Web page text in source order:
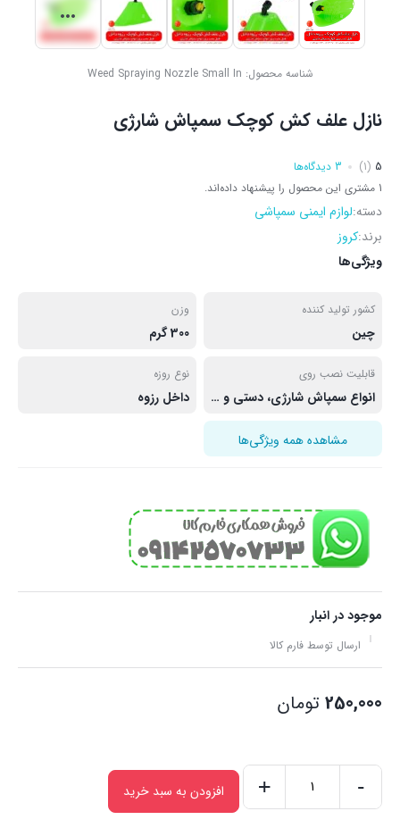
شناسه محصول: Weed Spraying Nozzle Small In
نازل علف کش کوچک سمپاش شارژی
5
(1)
3 دیدگاه‌ها
1 مشتری این محصول را پیشنهاد داده‌اند.
دسته:لوازم ایمنی سمپاشی
برند:کروز
ویژگی‌ها
کشور تولید کننده
چین
وزن
300 گرم
قابلیت نصب روی
انواع سمپاش شارژی، دستی و دوشی
نوع روزه
داخل رزوه
مشاهده همه ویژگی‌ها
موجود در انبار
ارسال توسط فارم کالا
250,000 تومان
-
+ افزودن به سبد خرید